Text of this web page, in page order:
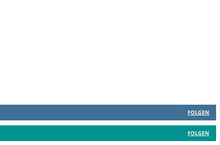
FOLGEN
FOLGEN